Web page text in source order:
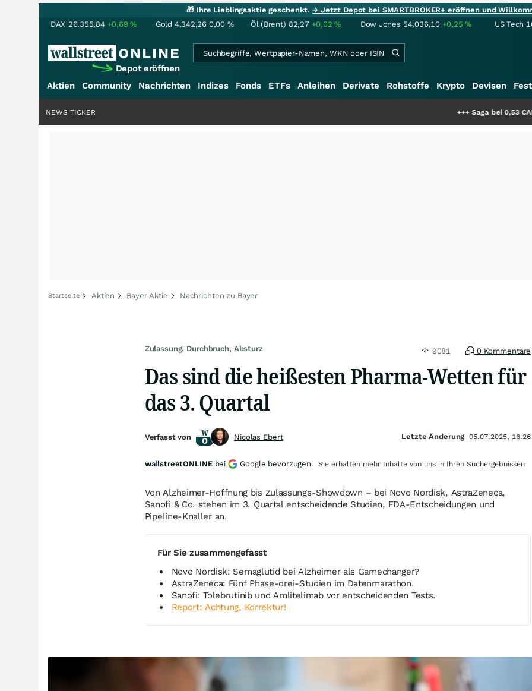
🎁 Ihre Lieblingsaktie geschenkt.→ Jetzt Depot bei SMARTBROKER+ eröffnen und
DAX 26.355,84 +0,69% Gold 4.342,26 0,00 % Öl (Brent) 82,27 +0,02% Dow Jones 54.036,10 +0,25% US Tech
Depot eröffnen
Aktien Community Nachrichten Indizes Fonds ETFs Anleihen Derivate Rohstoffe Krypto Devisen
Saga bei 0,53 CAD: Bewertet
NEWS TICKER
Startseite Aktien Bayer Aktie Nachrichten zu Bayer
Zulassung, Durchbruch, Absturz 9081 0 Kommentare
Das sind die heißesten Pharma-Wetten für
das 3. Quartal
Von Alzheimer-Hoffnung bis Zulassungs-Showdown – bei Novo Nordisk, AstraZeneca,
Sanofi & Co. stehen im 3. Quartal entscheidende Studien, FDA-Entscheidungen und
Pipeline-Knaller an.
Für Sie zusammengefasst
Novo Nordisk: Semaglutid bei Alzheimer als Gamechanger?
AstraZeneca: Fünf Phase-drei-Studien im Datenmarathon.
Sanofi: Tolebrutinib und Amlitelimab vor entscheidenden Tests.
Report: Achtung, Korrektur!
Verfasst von Nicolas Ebert Letzte Änderung 05.07.2025, 16:26
wallstreetONLINE bei Google bevorzugen. Sie erhalten mehr Inhalte von uns in Ihren Suchergebnissen